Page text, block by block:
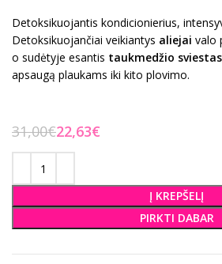
Detoksikuojantis kondicionierius,
Detoksikuojančiai veikiantys aliejai valo
o sudėtyje esantis taukmedžio sviestas
apsaugą plaukams iki kito plovimo.
31,00€22,63€
Į KREPŠELĮ
PIRKTI DABAR